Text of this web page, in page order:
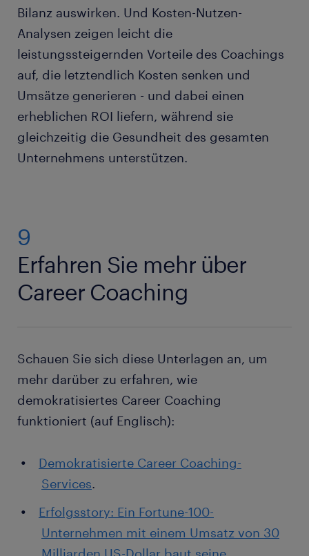
Bilanz auswirken. Und Kosten-Nutzen-
Analysen zeigen leicht die
leistungssteigernden Vorteile des Coachings
auf, die letztendlich Kosten senken und
Umsätze generieren - und dabei einen
erheblichen ROI liefern, während sie
gleichzeitig die Gesundheit des gesamten
Unternehmens unterstützen.
9
Erfahren Sie mehr über
Career Coaching
Schauen Sie sich diese Unterlagen an, um
mehr darüber zu erfahren, wie
demokratisiertes Career Coaching
funktioniert (auf Englisch):
Demokratisierte Career Coaching-
Services.
Erfolgsstory: Ein Fortune-100-
Unternehmen mit einem Umsatz von 30
Milliarden US-Dollar baut seine